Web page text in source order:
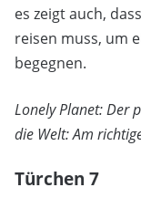
es zeigt auch,
reisen muss, um
begegnen.
Lonely Planet: Der
die Welt: Am
Türchen 7